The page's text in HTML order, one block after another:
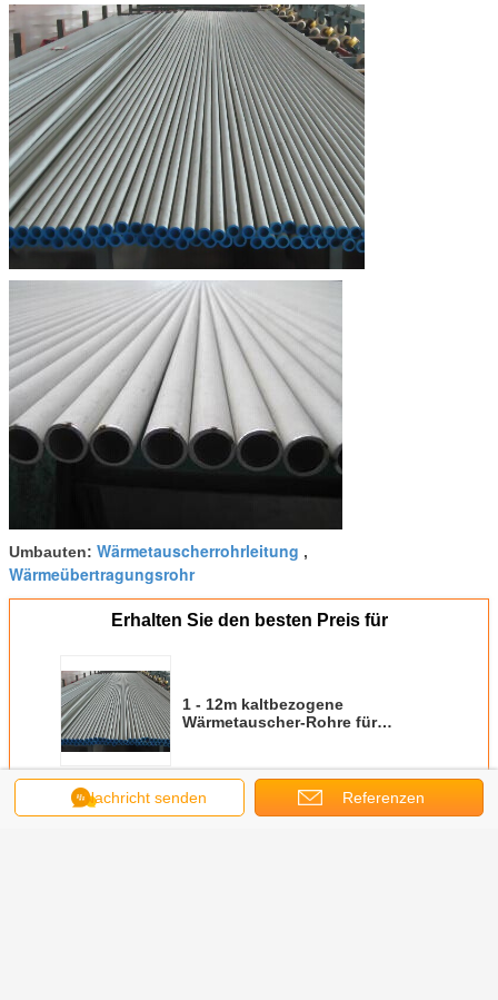
Umbauten: Wärmetauscherrohrleitung ,
Wärmeübertragungsrohr
Erhalten Sie den besten Preis für
1 - 12m kaltbezogene
Wärmetauscher-Rohre für
Fortsetzen
Nachricht senden Referenzen